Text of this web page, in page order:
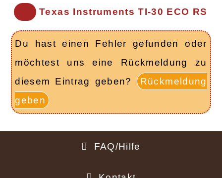
Texas Instruments TI-30 ECO RS
Du hast einen Fehler gefunden oder
möchtest uns eine Rückmeldung zu
diesem Eintrag geben?
Rückmeldung
geben
Fußbereich
FAQ/Hilfe